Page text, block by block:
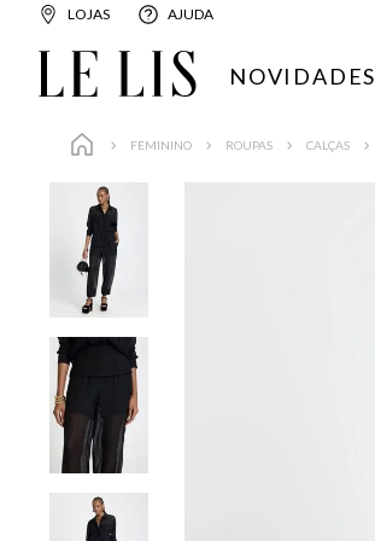
LOJAS AJUDA
NOVIDADES
FEMININO ROUPAS CALÇAS